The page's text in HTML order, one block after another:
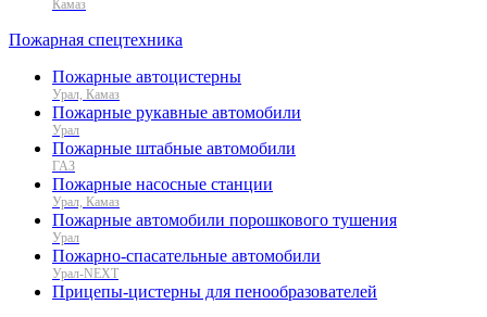
Камаз
Пожарная спецтехника
Пожарные автоцистерны
Урал, Камаз
Пожарные рукавные автомобили
Урал
Пожарные штабные автомобили
ГАЗ
Пожарные насосные станции
Урал, Камаз
Пожарные автомобили порошкового тушения
Урал
Пожарно-спасательные автомобили
Урал-NEXT
Прицепы-цистерны для пенообразователей